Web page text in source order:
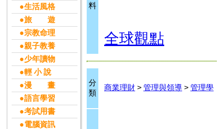
●生活風格
●旅 遊
●宗教命理
●親子教養
●少年讀物
●輕 小 說
●漫 畫
●語言學習
●考試用書
●電腦資訊
料
全球觀點
分
類
商業理財 > 管理與領導 > 管理學